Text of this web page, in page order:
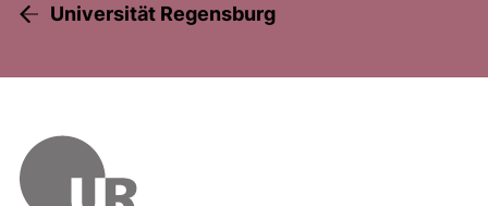
Universität Regensburg